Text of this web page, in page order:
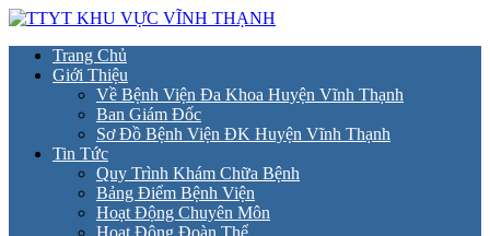
Trang Chủ
Giới Thiệu
Về Bệnh Viện Đa Khoa Huyện Vĩnh Thạnh
Ban Giám Đốc
Sơ Đồ Bệnh Viện ĐK Huyện Vĩnh Thạnh
Tin Tức
Quy Trình Khám Chữa Bệnh
Bảng Điểm Bệnh Viện
Hoạt Động Chuyên Môn
Hoạt Động Đoàn Thể